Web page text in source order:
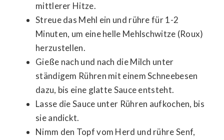
mittlerer Hitze.
Streue das Mehl ein und rühre für 1-2
Minuten, um eine helle Mehlschwitze (Roux)
herzustellen.
Gieße nach und nach die Milch unter
ständigem Rühren mit einem Schneebesen
dazu, bis eine glatte Sauce entsteht.
Lasse die Sauce unter Rühren aufkochen, bis
sie andickt.
Nimm den Topf vom Herd und rühre Senf,